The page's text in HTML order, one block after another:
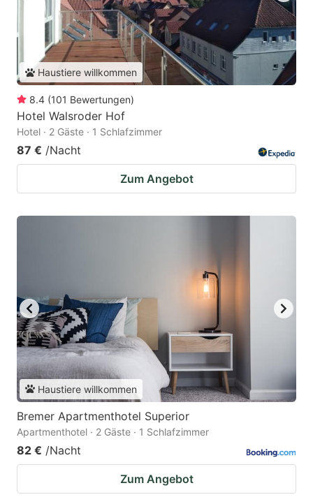
Haustiere willkommen
8.4 (101 Bewertungen)
Hotel Walsroder Hof
Hotel · 2 Gäste · 1 Schlafzimmer
87 € /Nacht
Zum Angebot
Haustiere willkommen
Bremer Apartmenthotel Superior
Apartmenthotel · 2 Gäste · 1 Schlafzimmer
82 € /Nacht
Zum Angebot